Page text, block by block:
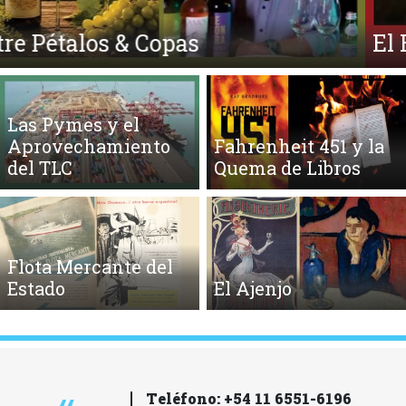
El Ego y el Amor Extendidos
Las Pymes y el
Aprovechamiento
del TLC
Fahrenheit 451 y la
Quema de Libros
Flota Mercante del
Estado
El Ajenjo
Teléfono: +54 11 6551-6196